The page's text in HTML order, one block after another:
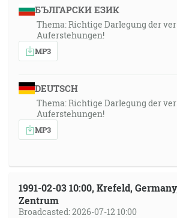
БЪЛГАРСКИ ЕЗИК
Thema: Richtige Darlegung der
Auferstehungen!
MP3
DEUTSCH
Thema: Richtige Darlegung der
Auferstehungen!
MP3
1991-02-03 10:00, Krefeld,
Zentrum
Broadcasted: 2026-07-12 10:00